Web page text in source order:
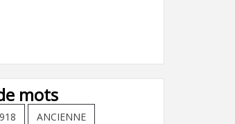
mots
ANCIENNE